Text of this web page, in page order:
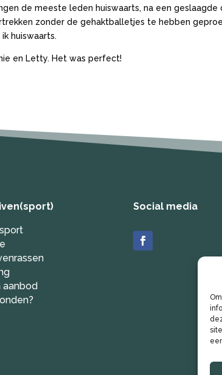
de meeste leden huiswaarts, na een
zonder de gehaktballetjes te hebben
huiswaarts.
en Letty. Het was perfect!
aanbod
Social media